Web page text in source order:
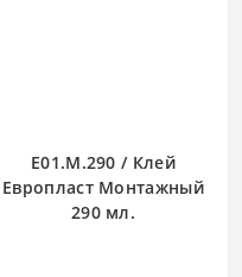
E01.M.290 / Клей
Европласт Монтажный
290 мл.